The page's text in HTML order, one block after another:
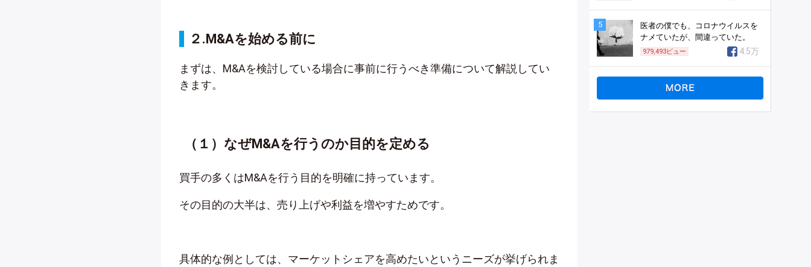
２.M&Aを始める前に
まずは、M&Aを検討している場合に事前に行うべき準備について解説してい
きます。
（１）なぜM&Aを行うのか目的を定める
買手の多くはM&Aを行う目的を明確に持っています。
その目的の大半は、売り上げや利益を増やすためです。
具体的な例としては、マーケットシェアを高めたいというニーズが挙げられま
5
医者の僕でも、コロナウイルスを
ナメていたが、間違っていた。
979,493ビュー 4.5万